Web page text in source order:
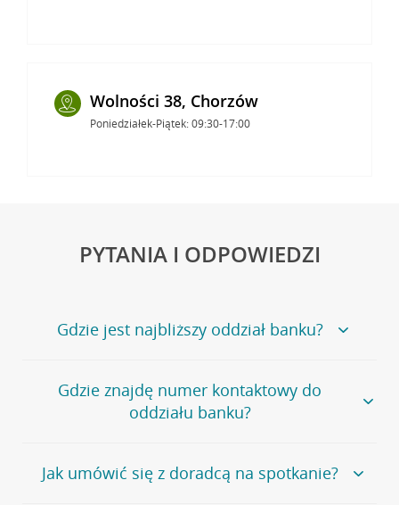
Wolności 38, Chorzów
Poniedziałek-Piątek: 09:30-17:00
PYTANIA I ODPOWIEDZI
Gdzie jest najbliższy oddział banku?
Jeśli szukasz oddziału naszego banku, zapraszamy na
stronęPlacówki i bankomaty, na której znajduje się
wygodna wyszukiwarka.
oddziałów
Gdzie znajdę numer kontaktowy do
oddziału banku?
Bank Credit Agricole nie udostępnia ogólnego numeru
telefonu do placówki bankowej.
Jak umówić się z doradcą na spotkanie?